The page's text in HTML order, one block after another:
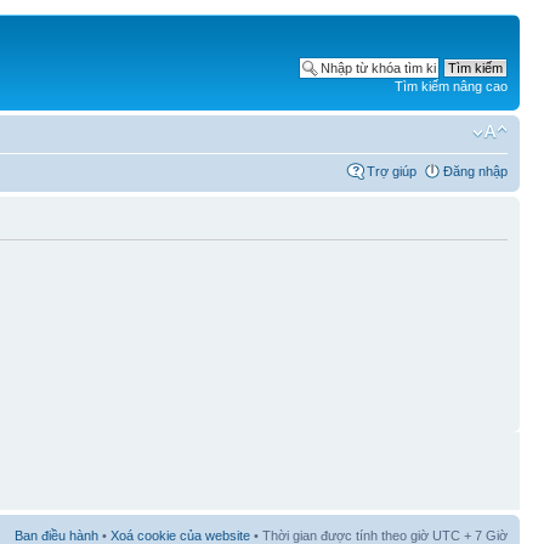
Tìm kiếm nâng cao
Trợ giúp Đăng nhập
Ban điều hành • Xoá cookie của website • Thời gian được tính theo giờ UTC + 7 Giờ